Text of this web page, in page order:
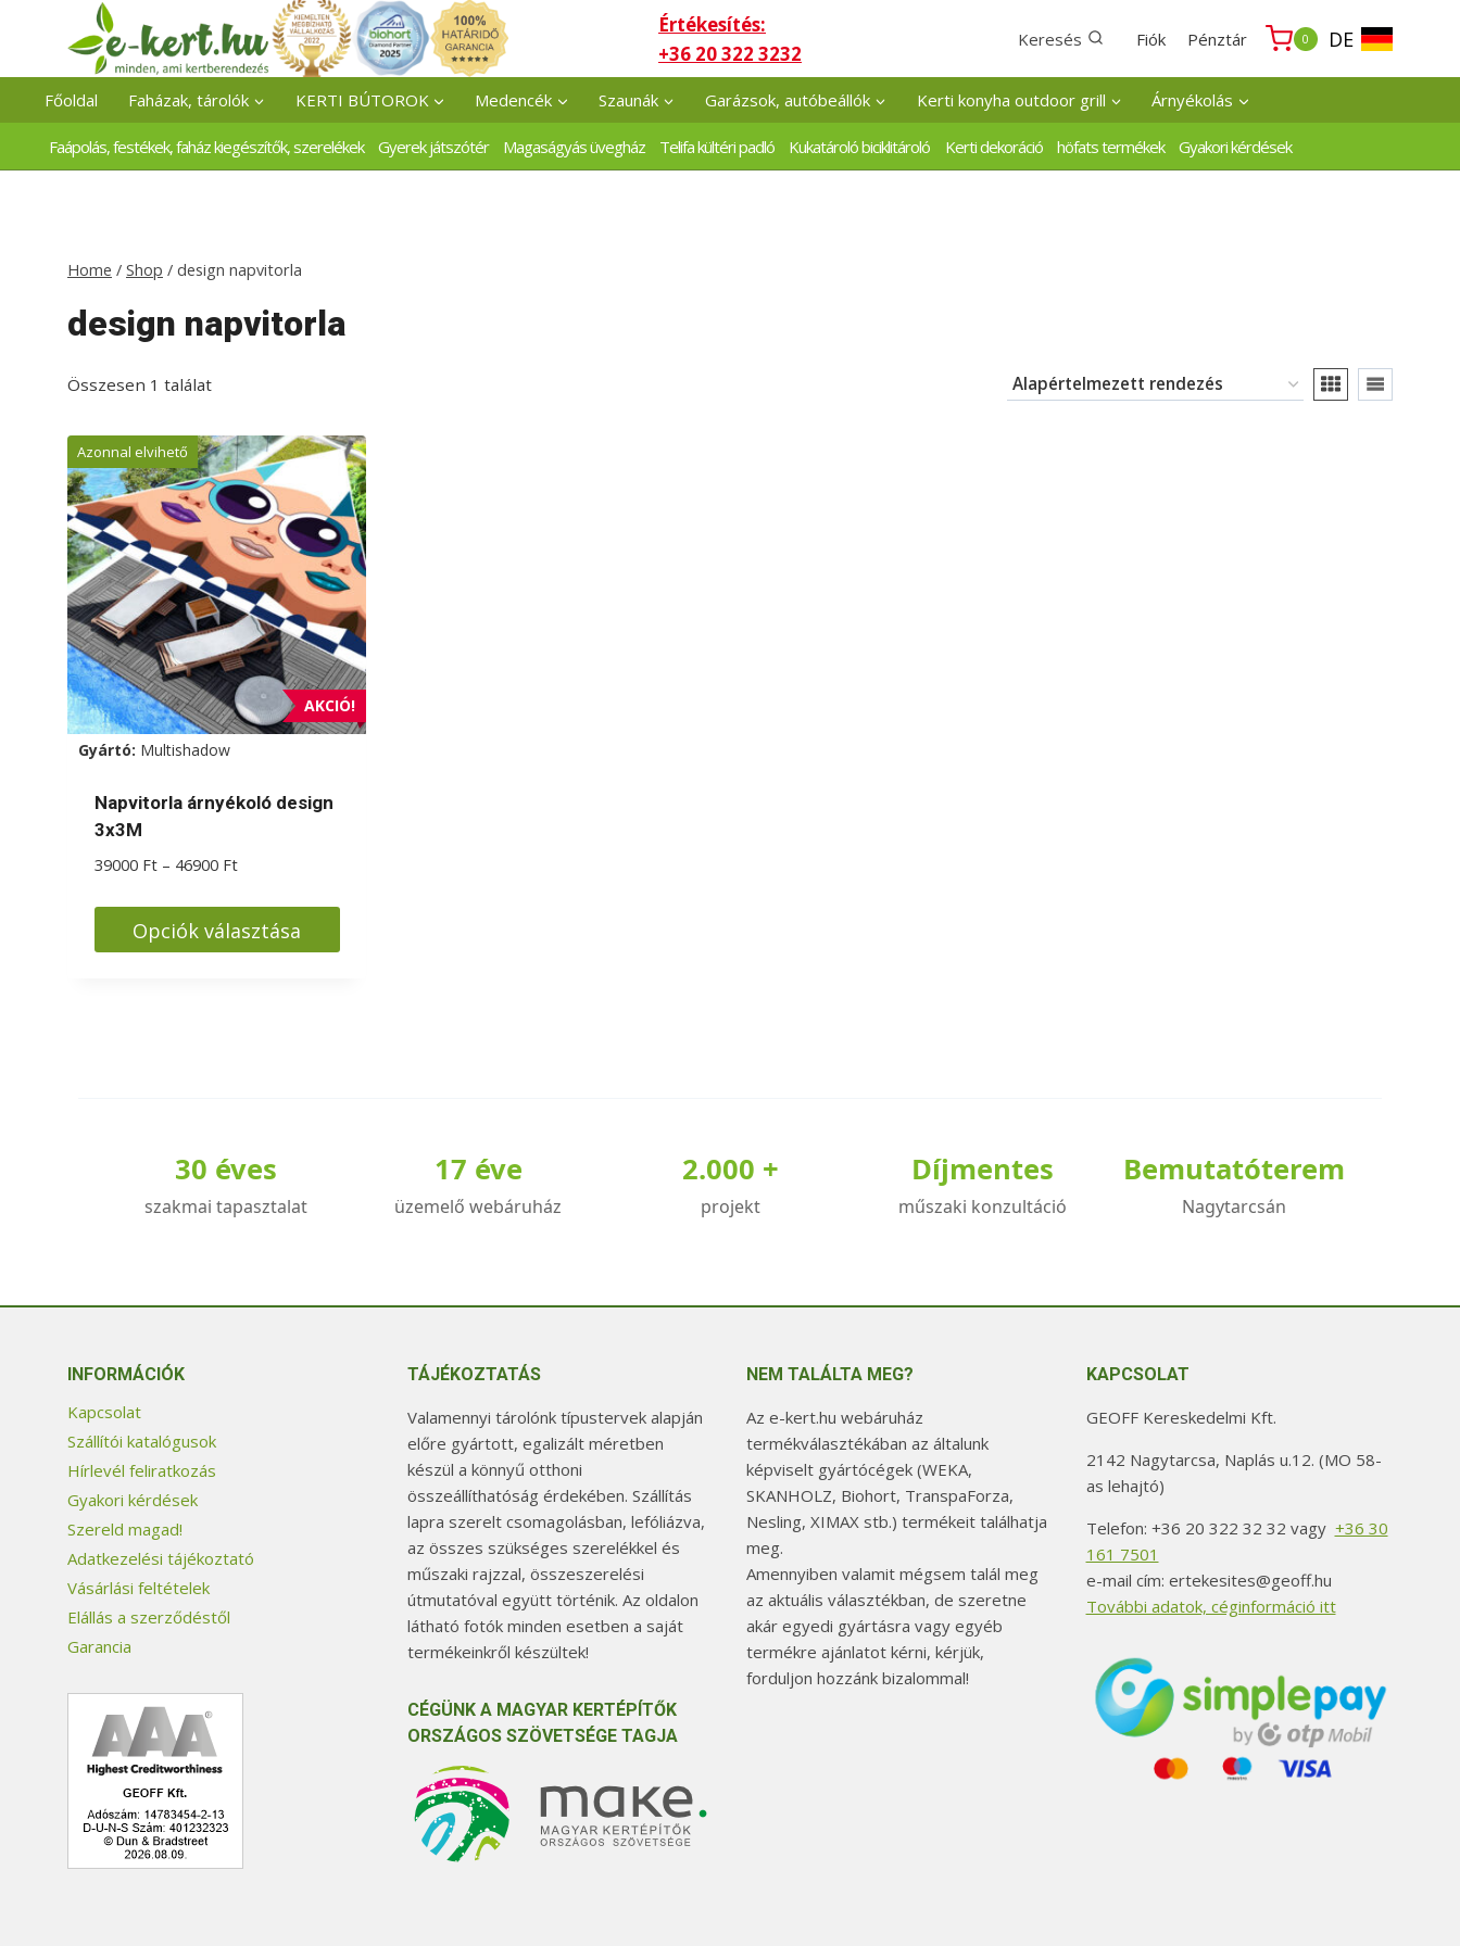
content
Értékesítés:
+36 20 322 3232
Keresés Fiók Pénztár 0 DE
Főoldal Faházak, tárolók KERTI BÚTOROK Medencék Szaunák Garázsok, autóbeállók Kerti konyha outdoor grill Árnyékolás
Faápolás, festékek, faház kiegészítők, szerelékek Gyerek játszótér Magaságyás üvegház Telifa kültéri padló Kukatároló biciklitároló Kerti dekoráció höfats termékek Gyakori kérdések
Home / Shop / design napvitorla
design napvitorla
Összesen 1 találat
AKCIÓ!
Azonnal elvihető
Gyártó: Multishadow
Napvitorla árnyékoló design
3x3M
39000 Ft – 46900 FtÁrtartomány:
-
46900 Ft
Opciók választása
változatok30 éves
szakmai tapasztalat
17 éve
üzemelő webáruház
2.000 +
projekt
Díjmentes
műszaki konzultáció
Bemutatóterem
Nagytarcsán
INFORMÁCIÓK
Kapcsolat
Szállítói katalógusok
Hírlevél feliratkozás
Gyakori kérdések
Szereld magad!
Adatkezelési tájékoztató
Vásárlási feltételek
Elállás a szerződéstől
Garancia
TÁJÉKOZTATÁS
Valamennyi tárolónk típustervek alapján
előre gyártott, egalizált méretben
készül a könnyű otthoni
összeállíthatóság érdekében. Szállítás
lapra szerelt csomagolásban, lefóliázva,
az összes szükséges szerelékkel és
műszaki rajzzal, összeszerelési
útmutatóval együtt történik. Az oldalon
látható fotók minden esetben a saját
termékeinkről készültek!
CÉGÜNK A MAGYAR KERTÉPÍTŐK
ORSZÁGOS SZÖVETSÉGE TAGJA
NEM TALÁLTA MEG?
Az e-kert.hu webáruház
termékválasztékában az általunk
képviselt gyártócégek (WEKA,
SKANHOLZ, Biohort, TranspaForza,
Nesling, XIMAX stb.) termékeit találhatja
meg.
Amennyiben valamit mégsem talál meg
az aktuális választékban, de szeretne
akár egyedi gyártásra vagy egyéb
termékre ajánlatot kérni, kérjük,
forduljon hozzánk bizalommal!
KAPCSOLAT
GEOFF Kereskedelmi Kft.
2142 Nagytarcsa, Naplás u.12. (MO 58-
as lehajtó)
Telefon: +36 20 322 32 32 vagy +36 30
161 7501
e-mail cím: ertekesites@geoff.hu
További adatok, céginformáció itt